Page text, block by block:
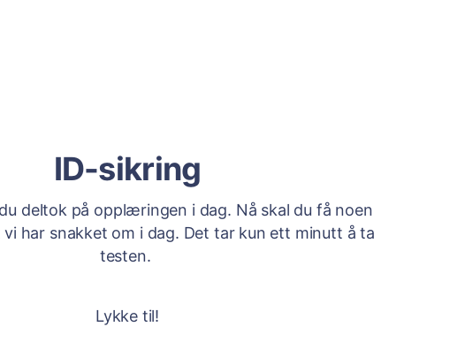
ID-sikring
deltok på opplæringen i dag. Nå skal du få noen
har snakket om i dag. Det tar kun ett minutt å ta
testen.
Lykke til!